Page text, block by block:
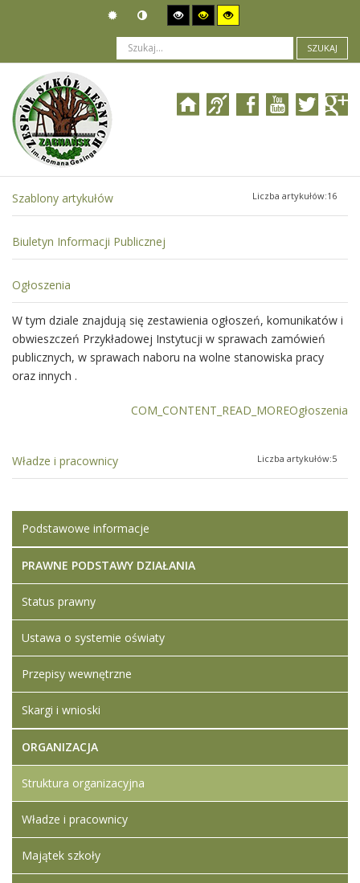
SZUKAJ
Jesteś tutaj: Organizacja
Szablony artykułów Liczba artykułów:16
Biuletyn Informacji Publicznej
Ogłoszenia
W tym dziale znajdują się zestawienia ogłoszeń, komunikatów i
obwieszczeń Przykładowej Instytucji w sprawach zamówień
publicznych, w sprawach naboru na wolne stanowiska pracy
oraz innych .
COM_CONTENT_READ_MOREOgłoszenia
Władze i pracownicy Liczba artykułów:5
Podstawowe informacje
PRAWNE PODSTAWY DZIAŁANIA
Status prawny
Ustawa o systemie oświaty
Przepisy wewnętrzne
Skargi i wnioski
ORGANIZACJA
Struktura organizacyjna
Władze i pracownicy
Majątek szkoły